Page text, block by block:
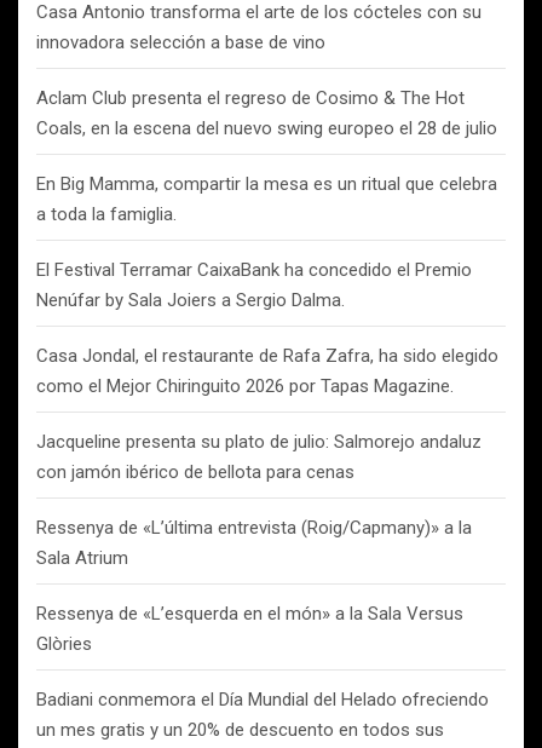
Casa Antonio transforma el arte de los cócteles con su
innovadora selección a base de vino
Aclam Club presenta el regreso de Cosimo & The Hot
Coals, en la escena del nuevo swing europeo el 28 de julio
En Big Mamma, compartir la mesa es un ritual que celebra
a toda la famiglia.
El Festival Terramar CaixaBank ha concedido el Premio
Nenúfar by Sala Joiers a Sergio Dalma.
Casa Jondal, el restaurante de Rafa Zafra, ha sido elegido
como el Mejor Chiringuito 2026 por Tapas Magazine.
Jacqueline presenta su plato de julio: Salmorejo andaluz
con jamón ibérico de bellota para cenas
Ressenya de «L’última entrevista (Roig/Capmany)» a la
Sala Atrium
Ressenya de «L’esquerda en el món» a la Sala Versus
Glòries
Badiani conmemora el Día Mundial del Helado ofreciendo
un mes gratis y un 20% de descuento en todos sus